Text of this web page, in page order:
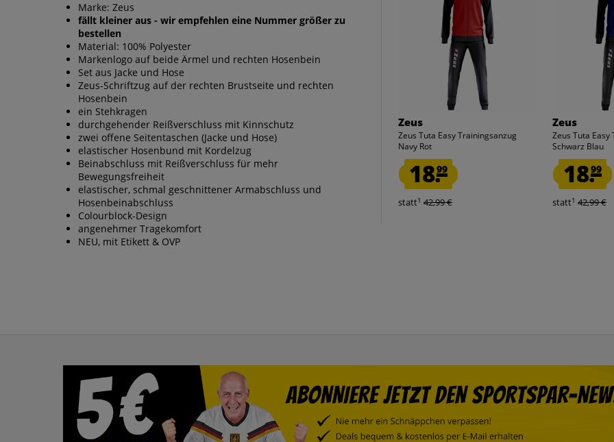
Marke: Zeus
fällt kleiner aus - wir empfehlen eine Nummer größer zu
bestellen
Material: 100% Polyester
Markenlogo auf beide Ärmel und rechten Hosenbein
Set aus Jacke und Hose
Zeus-Schriftzug auf der rechten Brustseite und rechten
Hosenbein
ein Stehkragen
durchgehender Reißverschluss mit Kinnschutz
zwei offene Seitentaschen (Jacke und Hose)
elastischer Hosenbund mit Kordelzug
Beinabschluss mit Reißverschluss für mehr
Bewegungsfreiheit
elastischer, schmal geschnittener Armabschluss und
Hosenbeinabschluss
Colourblock-Design
angenehmer Tragekomfort
NEU, mit Etikett & OVP
Zeus
Zeus Tuta Easy Trainingsanzug
Navy Rot
18.99
statt1 42,99 €
Zeus
Zeus Tuta Easy
Schwarz Blau
18.99
statt1 42,99 €